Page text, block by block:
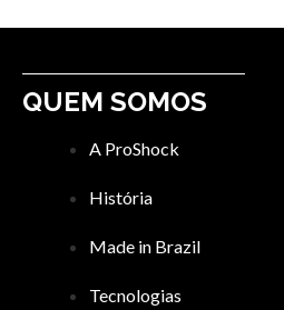
QUEM SOMOS
A ProShock
História
Made in Brazil
Tecnologias